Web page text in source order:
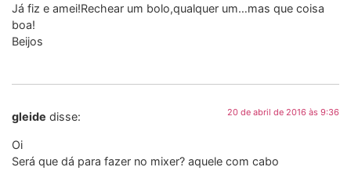
Já fiz e amei!Rechear um bolo,qualquer um…mas que coisa
boa!
Beijos
gleide disse: 20 de abril de 2016 às 9:36
Oi
Será que dá para fazer no mixer? aquele com cabo